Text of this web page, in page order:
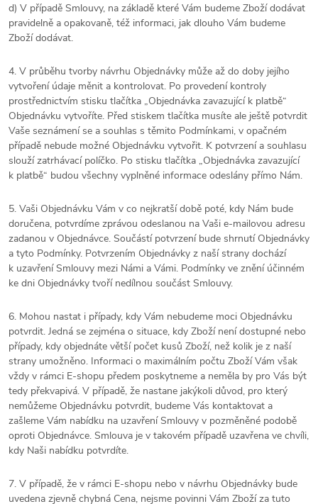
d) V případě Smlouvy, na základě které Vám budeme Zboží dodávat
pravidelně a opakovaně, též informaci, jak dlouho Vám budeme
Zboží dodávat.
4. V průběhu tvorby návrhu Objednávky může až do doby jejího
vytvoření údaje měnit a kontrolovat. Po provedení kontroly
prostřednictvím stisku tlačítka „Objednávka zavazující k platbě“
Objednávku vytvoříte. Před stiskem tlačítka musíte ale ještě potvrdit
Vaše seznámení se a souhlas s těmito Podmínkami, v opačném
případě nebude možné Objednávku vytvořit. K potvrzení a souhlasu
slouží zatrhávací políčko. Po stisku tlačítka „Objednávka zavazující
k platbě“ budou všechny vyplněné informace odeslány přímo Nám.
5. Vaši Objednávku Vám v co nejkratší době poté, kdy Nám bude
doručena, potvrdíme zprávou odeslanou na Vaši e-mailovou adresu
zadanou v Objednávce. Součástí potvrzení bude shrnutí Objednávky
a tyto Podmínky. Potvrzením Objednávky z naší strany dochází
k uzavření Smlouvy mezi Námi a Vámi. Podmínky ve znění účinném
ke dni Objednávky tvoří nedílnou součást Smlouvy.
6. Mohou nastat i případy, kdy Vám nebudeme moci Objednávku
potvrdit. Jedná se zejména o situace, kdy Zboží není dostupné nebo
případy, kdy objednáte větší počet kusů Zboží, než kolik je z naší
strany umožněno. Informaci o maximálním počtu Zboží Vám však
vždy v rámci E-shopu předem poskytneme a neměla by pro Vás být
tedy překvapivá. V případě, že nastane jakýkoli důvod, pro který
nemůžeme Objednávku potvrdit, budeme Vás kontaktovat a
zašleme Vám nabídku na uzavření Smlouvy v pozměněné podobě
oproti Objednávce. Smlouva je v takovém případě uzavřena ve chvíli,
kdy Naši nabídku potvrdíte.
7. V případě, že v rámci E-shopu nebo v návrhu Objednávky bude
uvedena zjevně chybná Cena, nejsme povinni Vám Zboží za tuto